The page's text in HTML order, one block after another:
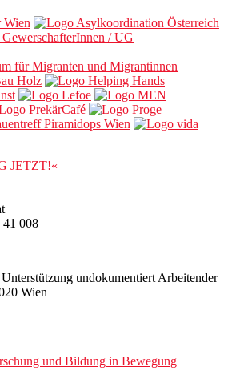
JETZT!«
41 008
undokumentiert Arbeitender
Wien
und Bildung in Bewegung